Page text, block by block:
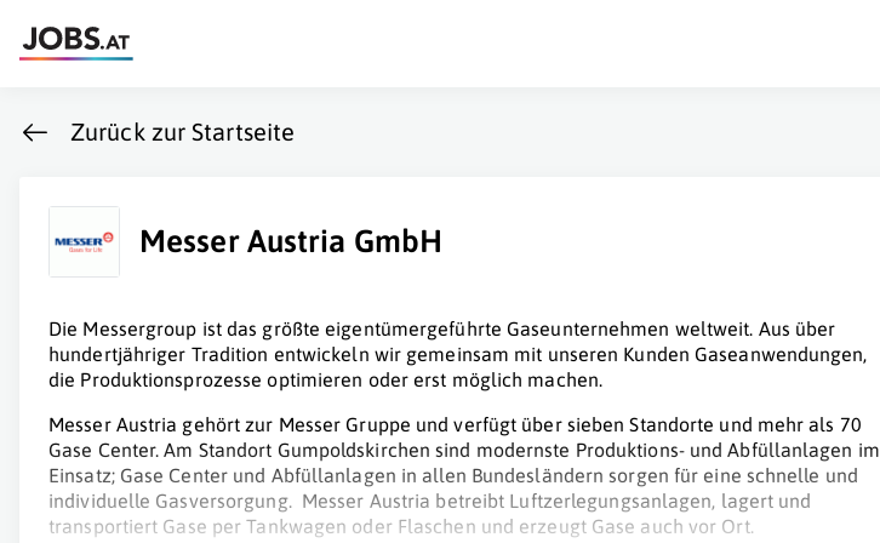
Zurück zur Startseite
Messer Austria GmbH
Die Messergroup ist das größte eigentümergeführte Gaseunternehmen weltweit. Aus über
hundertjähriger Tradition entwickeln wir gemeinsam mit unseren Kunden Gaseanwendungen,
die Produktionsprozesse optimieren oder erst möglich machen.
Messer Austria gehört zur Messer Gruppe und verfügt über sieben Standorte und mehr als 70
Gase Center. Am Standort Gumpoldskirchen sind modernste Produktions- und Abfüllanlagen im
Einsatz; Gase Center und Abfüllanlagen in allen Bundesländern sorgen für eine schnelle und
individuelle Gasversorgung. Messer Austria betreibt Luftzerlegungsanlagen, lagert und
transportiert Gase per Tankwagen oder Flaschen und erzeugt Gase auch vor Ort.